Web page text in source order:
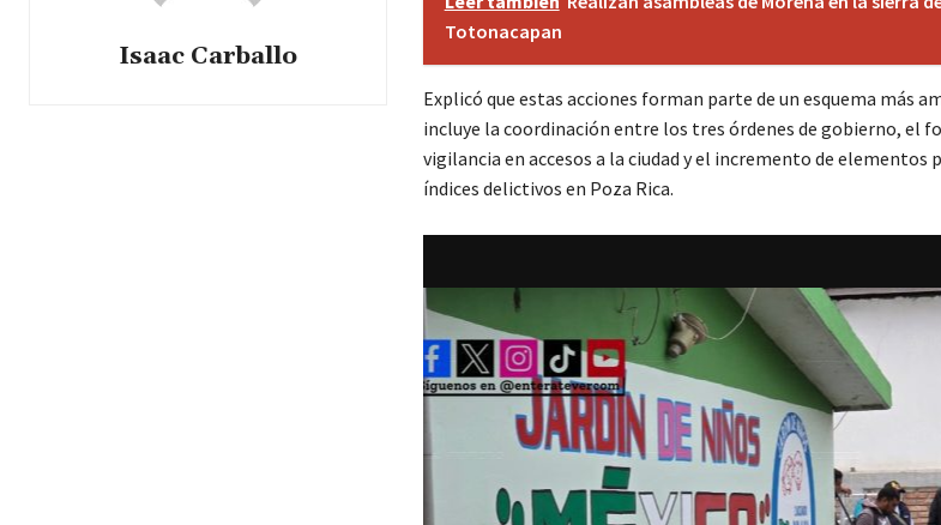
Isaac Carballo
Totonacapan
Explicó que estas acciones forman parte de un esquema más
incluye la coordinación entre los tres órdenes de gobierno, el
vigilancia en accesos a la ciudad y el incremento de elementos
índices delictivos en Poza Rica.